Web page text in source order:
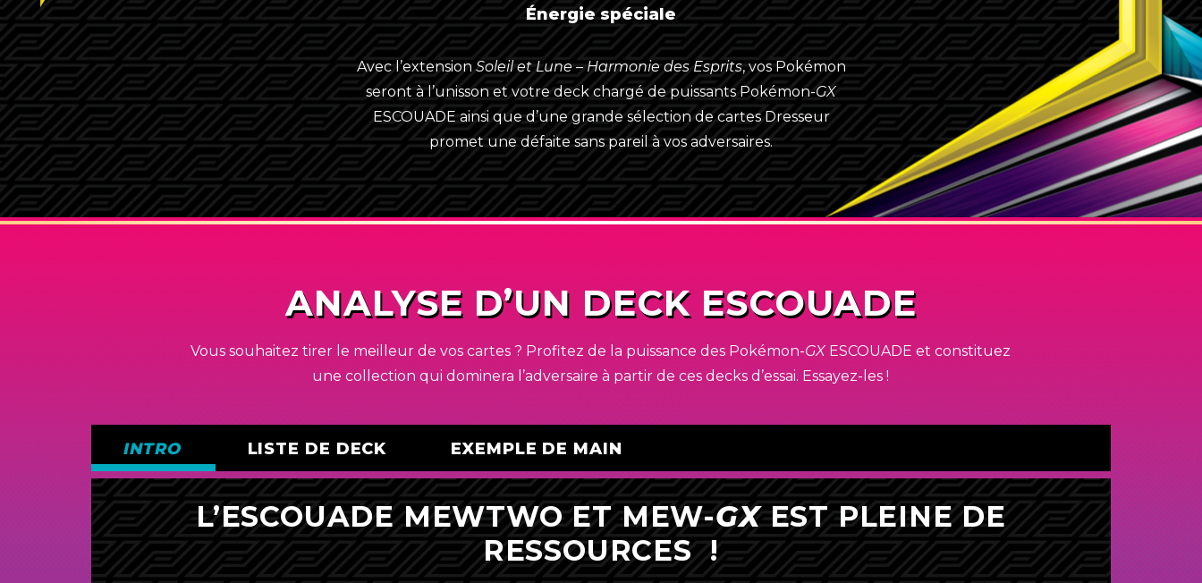
Énergie spéciale
Avec l’extension Soleil et Lune – Harmonie des Esprits, vos Pokémon
seront à l’unisson et votre deck chargé de puissantsPokémon-GX
ESCOUADE ainsi que d’une grande sélection de cartes Dresseur
promet une défaite sans pareil à vos adversaires.
ANALYSE D’UN DECK ESCOUADE
Vous souhaitez tirer le meilleur de vos cartes ? Profitez de la puissance des Pokémon-GX ESCOUADE et constituez
une collection qui dominera l’adversaire à partir de ces decks d’essai. Essayez-les !
INTRO LISTE DE DECK EXEMPLE DE MAIN
L’ESCOUADE MEWTWO ET MEW-GXEST PLEINE DE
RESSOURCES !
Pokémon (16) Énergie (16)
DEUTSCHLAND
ESPAÑA
FRANCE
ITALIA
UK/IRELAND
UNITED STATES